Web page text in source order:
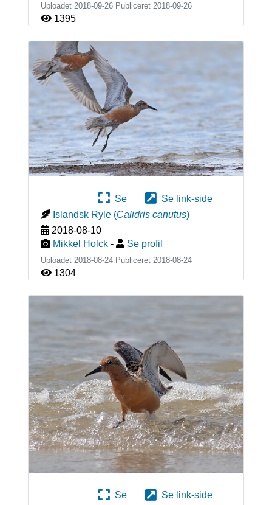
Uploadet 2018-09-26 Publiceret 2018-09-26
1395
Se
Se link-side
Islandsk Ryle (Calidris canutus)
2018-08-10
Mikkel Holck - Se profil
Uploadet 2018-08-24 Publiceret 2018-08-24
1304
Se
Se link-side